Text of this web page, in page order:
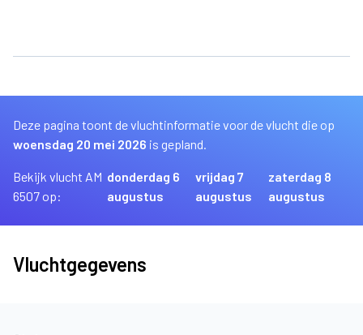
Deze pagina toont de vluchtinformatie voor de vlucht die op
woensdag 20 mei 2026 is gepland.
Bekijk vlucht AM
6507 op:
donderdag 6
augustus
vrijdag 7
augustus
zaterdag 8
augustus
Vluchtgegevens